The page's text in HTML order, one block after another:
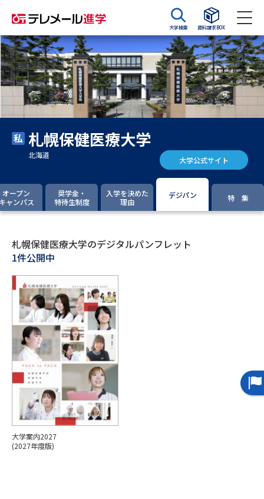
大学検索 資料請求BOX
資料請求 資料検索
大学・短大の資料種類から請求
大学パンフ 学部・学科パンフ
大学入学共通テスト利用選抜の
募集要項＆願書
過去問題集
専門学校の資料請求
留学・進学関連、塾・予備校
大学入学共通テスト「受験上の
配慮案内」の請求
幼稚園教員資格認定試験
高等学校（情報）教員資格認定
札幌保健医療大学
北海道 大学公式サイト
オープン
ャンパス
奨学金・
特待生制度
入学を決めた
理由
デジパン 特 集
札幌保健医療大学のデジタルパンフレット
1件公開中
大学案内2027
(2027年度版)